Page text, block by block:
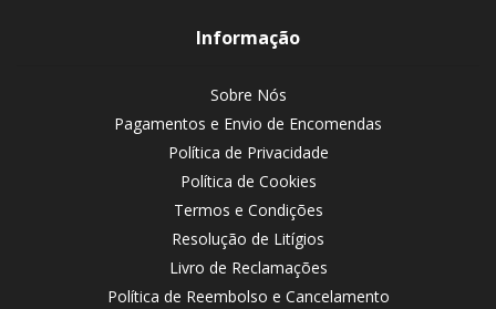
Informação
Sobre Nós
Pagamentos e Envio de Encomendas
Política de Privacidade
Política de Cookies
Termos e Condições
Resolução de Litígios
Livro de Reclamações
Política de Reembolso e Cancelamento